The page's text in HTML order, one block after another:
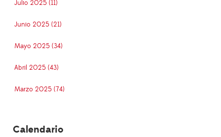
Julio 2025 (11)
Junio 2025 (21)
Mayo 2025 (34)
Abril 2025 (43)
Marzo 2025 (74)
Calendario